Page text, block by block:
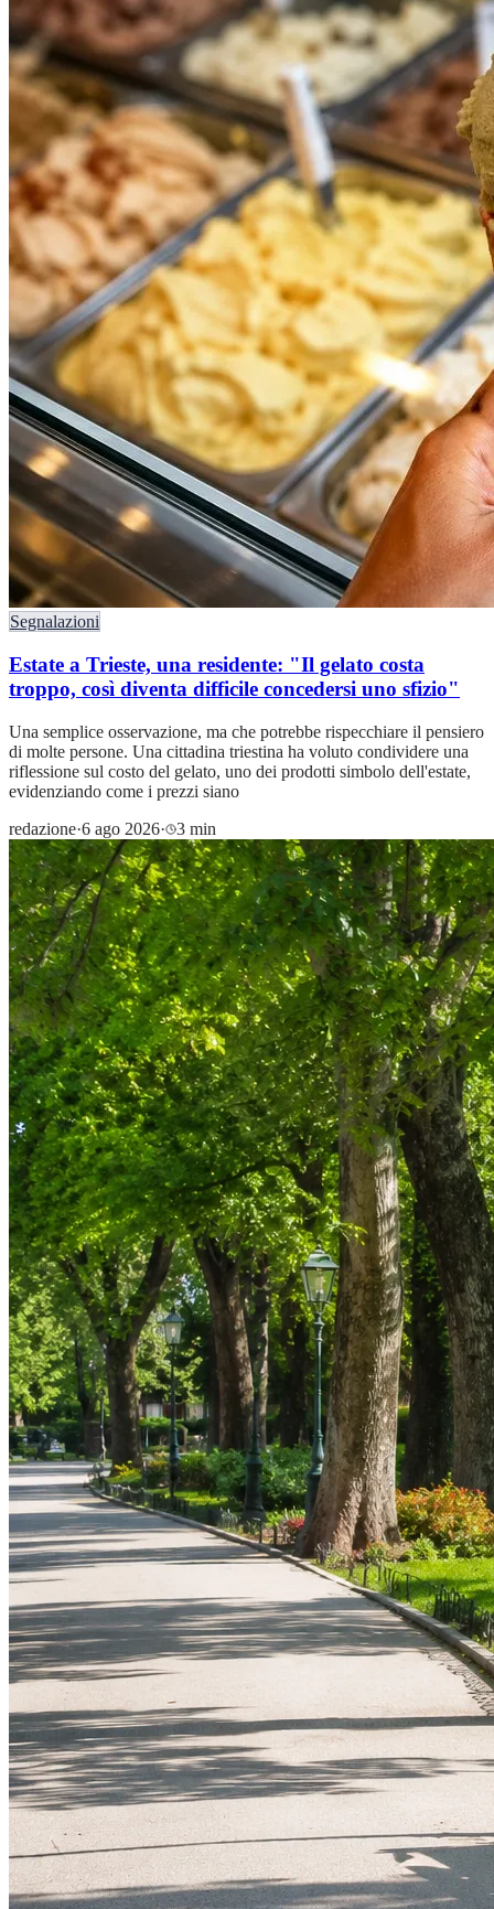
Segnalazioni
Estate a Trieste, una residente: "Il gelato costa
troppo, così diventa difficile concedersi uno sfizio"
Una semplice osservazione, ma che potrebbe rispecchiare il pensiero
di molte persone. Una cittadina triestina ha voluto condividere una
riflessione sul costo del gelato, uno dei prodotti simbolo dell'estate,
evidenziando come i prezzi siano
redazione·6 ago 2026· 3 min